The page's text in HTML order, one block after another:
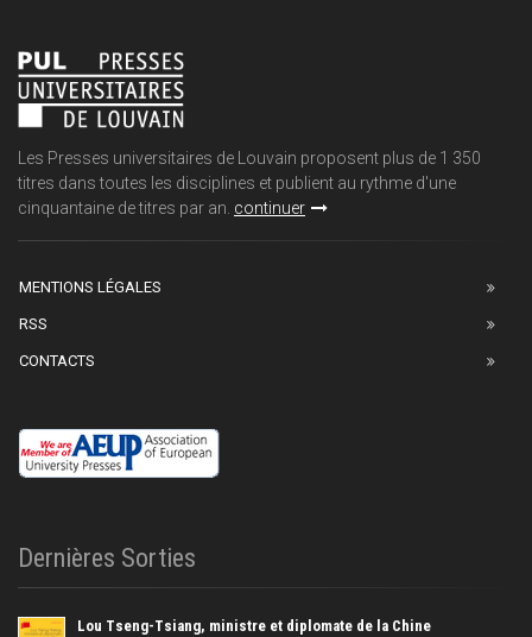
Les Presses universitaires de Louvain proposent plus de 1 350
titres dans toutes les disciplines et publient au rythme d'une
cinquantaine de titres par an. continuer
MENTIONS LÉGALES
RSS
CONTACTS
Dernières Sorties
Lou Tseng-Tsiang, ministre et diplomate de la Chine